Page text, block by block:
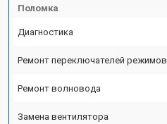
Поломка
Диагностика
Ремонт переключателей режимов
Ремонт волновода
Замена вентилятора